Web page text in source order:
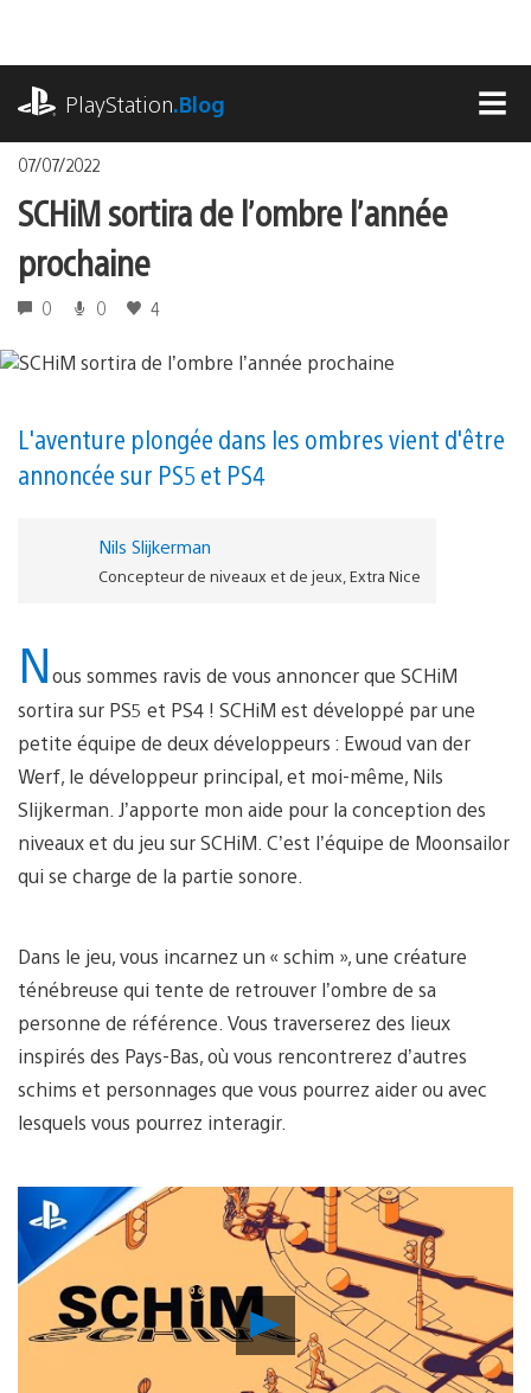
contenu
PlayStation.Blog
07/07/2022
SCHiM sortira de l’ombre l’année
prochaine
0 0 4
L'aventure plongée dans les ombres vient d'être
annoncée sur PS5 et PS4
Nils Slijkerman
Concepteur de niveaux et de jeux, Extra Nice
Nous sommes ravis de vous annoncer que SCHiM
sortira sur PS5 et PS4 ! SCHiM est développé par une
petite équipe de deux développeurs : Ewoud van der
Werf, le développeur principal, et moi-même, Nils
Slijkerman. J’apporte mon aide pour la conception des
niveaux et du jeu sur SCHiM. C’est l’équipe de Moonsailor
qui se charge de la partie sonore.
Dans le jeu, vous incarnez un « schim », une créature
ténébreuse qui tente de retrouver l’ombre de sa
personne de référence. Vous traverserez des lieux
inspirés des Pays-Bas, où vous rencontrerez d’autres
schims et personnages que vous pourrez aider ou avec
lesquels vous pourrez interagir.
Lancer
la
vidéo